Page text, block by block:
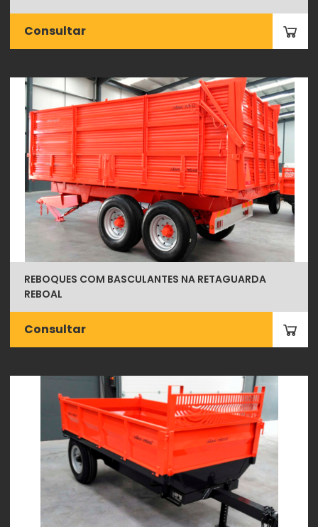
Consultar
REBOQUES COM BASCULANTES NA RETAGUARDA
REBOAL
Consultar